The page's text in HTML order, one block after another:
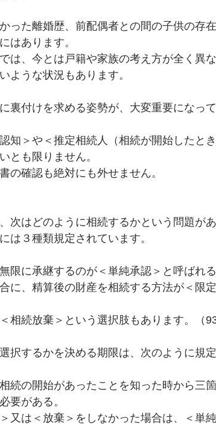
った離婚歴、前配偶者との間の子供の存
はあります。
は、今とは戸籍や家族の考え方が全く異
ような状況もあります。
裏付けを求める姿勢が、大変重要になって
知＞や＜推定相続人（相続が開始したと
とも限りません。
の確認も絶対にも外せません。
次はどのように相続するかという問題があ
は３種類規定されています。
限に承継するのが＜単純承認＞と呼ばれる
に、精算後の財産を相続する方法が＜限定
相続放棄＞という選択肢もあります。（
択するかを決める期限は、次のように規定
続の開始があったことを知った時から三
要がある。
又は＜放棄＞をしなかった場合は、＜単